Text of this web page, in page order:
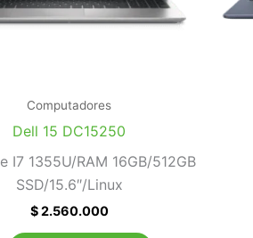
Computadores
Dell 15 DC15250
I7 1355U/RAM 16GB/512GB
SSD/15.6″/Linux
$2.560.000